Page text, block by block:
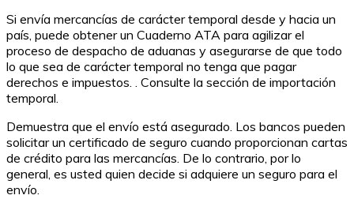
Si envía mercancías de carácter temporal desde y hacia un
país, puede obtener un Cuaderno ATA para agilizar el
proceso de despacho de aduanas y asegurarse de que todo
lo que sea de carácter temporal no tenga que pagar
derechos e impuestos. . Consulte la sección de importación
temporal.
Demuestra que el envío está asegurado. Los bancos pueden
solicitar un certificado de seguro cuando proporcionan cartas
de crédito para las mercancías. De lo contrario, por lo
general, es usted quien decide si adquiere un seguro para el
envío.